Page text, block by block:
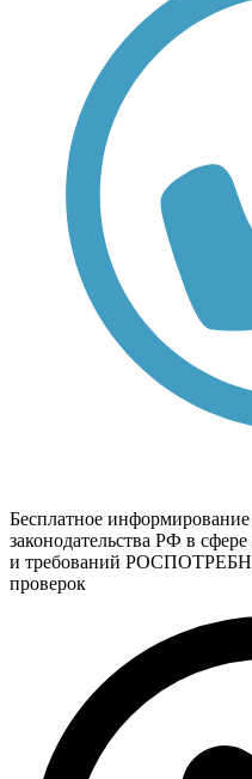
Бесплатное
законодательства РФ в
и требований
проверок